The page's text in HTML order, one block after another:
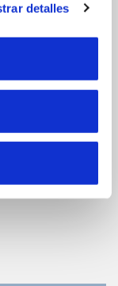
funcione y que
consultar
detalles